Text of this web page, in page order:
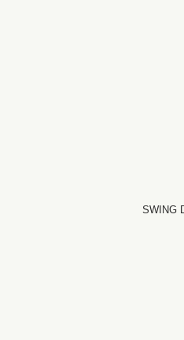
SWING